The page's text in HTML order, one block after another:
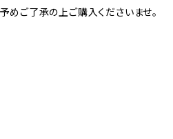
ご了承の上ご購入くださいませ。